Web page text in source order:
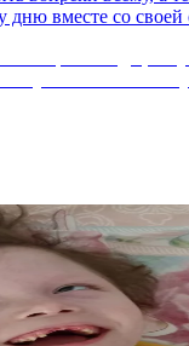
дню вместе со своей